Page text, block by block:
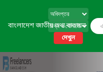
বাংলাদেশ জাতীয় তথ্য বাতায়ন
দেখুন